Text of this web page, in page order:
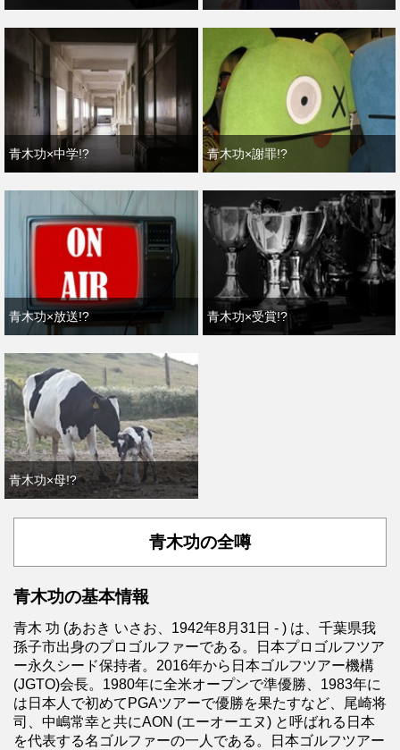
青木功×中学!? 青木功×謝罪!?
青木功×放送!? 青木功×受賞!?
青木功×母!?
青木功の全噂
青木功の基本情報
青木 功 (あおき いさお、1942年8月31日 - ) は、千葉県我
孫子市出身のプロゴルファーである。日本プロゴルフツア
ー永久シード保持者。2016年から日本ゴルフツアー機構
(JGTO)会長。1980年に全米オープンで準優勝、1983年に
は日本人で初めてPGAツアーで優勝を果たすなど、尾崎将
司、中嶋常幸と共にAON (エーオーエヌ) と呼ばれる日本
を代表する名ゴルファーの一人である。日本ゴルフツアー